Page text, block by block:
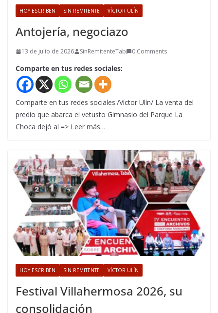
HOY ESCRIBEN SIN REMITENTE VÍCTOR ULÍN
Antojería, negociazo
13 de julio de 2026 SinRemitenteTab 0 Comments
Comparte en tus redes sociales:
Comparte en tus redes sociales:/Víctor Ulín/ La venta del
predio que abarca el vetusto Gimnasio del Parque La
Choca dejó al => Leer más…
HOY ESCRIBEN SIN REMITENTE VÍCTOR ULÍN
Festival Villahermosa 2026, su
consolidación